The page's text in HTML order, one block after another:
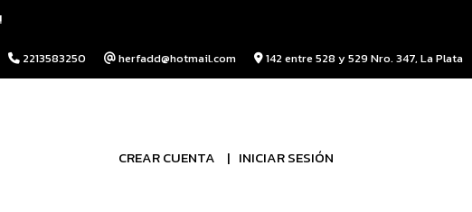
2213583250 herfadd@hotmail.com 142 entre 528 y 529 Nro. 347, La Plata
CREAR CUENTA INICIAR SESIÓN